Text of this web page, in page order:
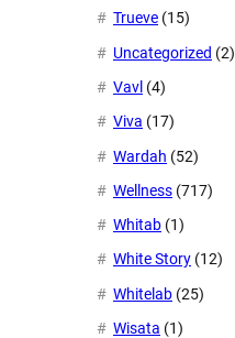
Trueve (15)
Uncategorized (2)
Vavl (4)
Viva (17)
Wardah (52)
Wellness (717)
Whitab (1)
White Story (12)
Whitelab (25)
Wisata (1)